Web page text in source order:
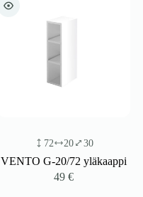
72 20 30
VENTO G-20/72 yläkaappi
49€